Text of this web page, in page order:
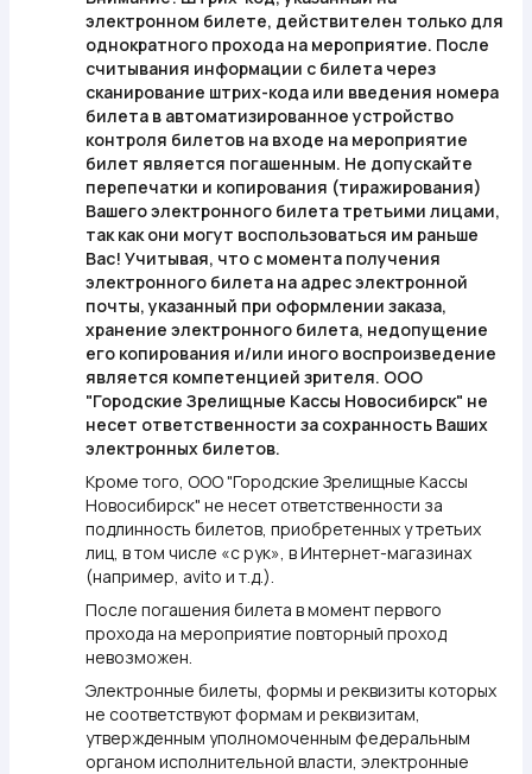
электронном билете, действителен только для
однократного прохода на мероприятие. После
считывания информации с билета через
сканирование штрих-кода или введения номера
билета в автоматизированное устройство
контроля билетов на входе на мероприятие
билет является погашенным. Не допускайте
перепечатки и копирования (тиражирования)
Вашего электронного билета третьими лицами,
так как они могут воспользоваться им раньше
Вас! Учитывая, что с момента получения
электронного билета на адрес электронной
почты, указанный при оформлении заказа,
хранение электронного билета, недопущение
его копирования и/или иного воспроизведение
является компетенцией зрителя. ООО
"Городские Зрелищные Кассы Новосибирск" не
несет ответственности за сохранность Ваших
электронных билетов.
Кроме того, ООО "Городские Зрелищные Кассы
Новосибирск" не несет ответственности за
подлинность билетов, приобретенных у третьих
лиц, в том числе «с рук», в Интернет-магазинах
(например, avito и т.д.).
После погашения билета в момент первого
прохода на мероприятие повторный проход
невозможен.
Электронные билеты, формы и реквизиты которых
не соответствуют формам и реквизитам,
утвержденным уполномоченным федеральным
органом исполнительной власти, электронные